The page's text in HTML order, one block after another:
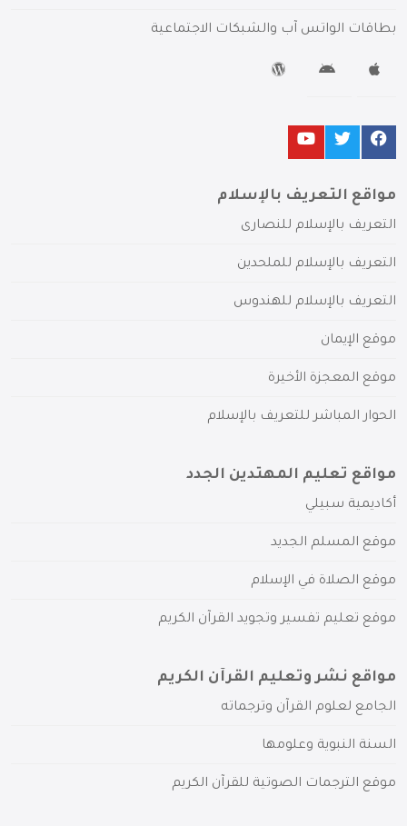
بطاقات الواتس آب والشبكات الاجتماعية
مواقع التعريف بالإسلام
التعريف بالإسلام للنصارى
التعريف بالإسلام للملحدين
التعريف بالإسلام للهندوس
موقع الإيمان
موقع المعجزة الأخيرة
الحوار المباشر للتعريف بالإسلام
مواقع تعليم المهتدين الجدد
أكاديمية سبيلي
موقع المسلم الجديد
موقع الصلاة في الإسلام
موقع تعليم تفسير وتجويد القرآن الكريم
مواقع نشر وتعليم القرآن الكريم
الجامع لعلوم القرآن وترجماته
السنة النبوية وعلومها
موقع الترجمات الصوتية للقرآن الكريم